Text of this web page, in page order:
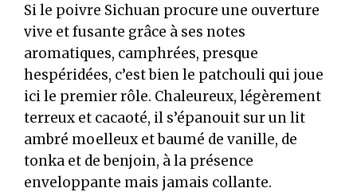
Si le poivre Sichuan procure une ouverture
vive et fusante grâce à ses notes
aromatiques, camphrées, presque
hespéridées, c’est bien le patchouli qui joue
ici le premier rôle. Chaleureux, légèrement
terreux et cacaoté, il s’épanouit sur un lit
ambré moelleux et baumé de vanille, de
tonka et de benjoin, à la présence
enveloppante mais jamais collante.